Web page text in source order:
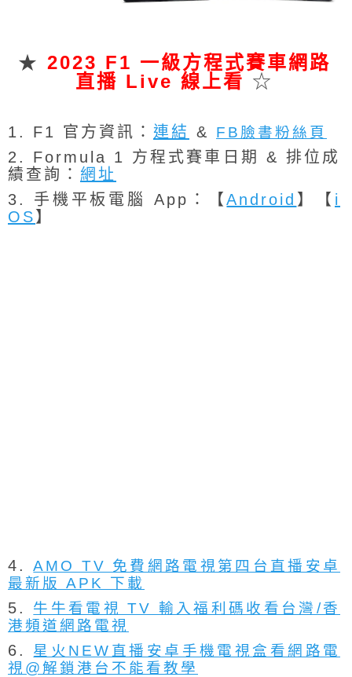
★ 2023 F1 一級方程式賽車網路
直播 Live 線上看 ☆
1. F1 官方資訊： 連結 & FB臉書粉絲頁
2. Formula 1 方程式賽車日期 & 排位成
績查詢： 網址
3. 手機平板電腦 App：【Android 】【 i
OS 】
4.AMO TV 免費網路電視第四台直播安卓
最新版 APK 下載
5. 牛牛看電視 TV 輸入福利碼收看台灣/香
港頻道網路電視
6. 星火NEW直播安卓手機電視盒看網路電
視@解鎖港台不能看教學